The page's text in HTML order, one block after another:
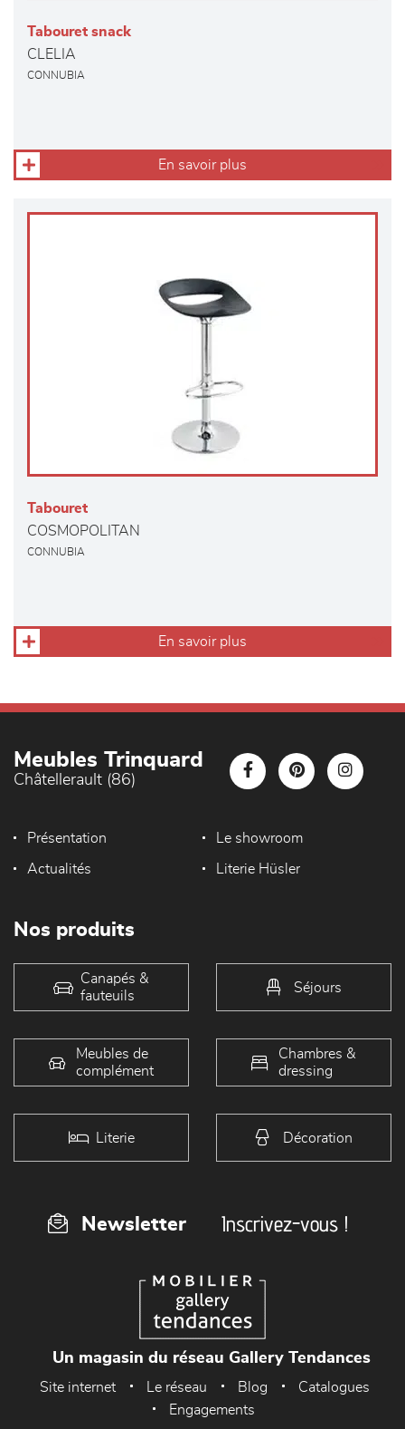
Tabouret snack
CLELIA
CONNUBIA
En savoir plus
Tabouret
COSMOPOLITAN
CONNUBIA
En savoir plus
Meubles Trinquard
Châtellerault (86)
Présentation Le showroom
Actualités Literie Hüsler
Nos produits
Canapés &
fauteuils
Séjours
Meubles de
complément
Chambres &
dressing
Literie Décoration
Newsletter Inscrivez-vous !
Un magasin du réseau Gallery Tendances
Site internet Le réseau Blog
Catalogues
Engagements